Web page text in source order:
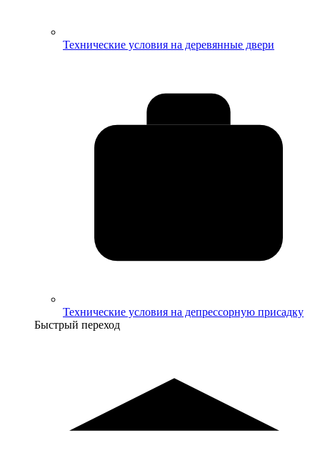
Технические условия на деревянные двери
Технические условия на депрессорную присадку
Быстрый переход